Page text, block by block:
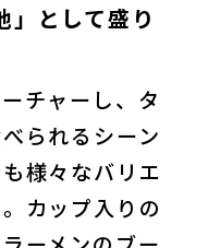
」として盛り
チャーし、タ
られるシーン
様々なバリエ
カップ入りの